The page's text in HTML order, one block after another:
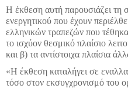
Η έκθεση αυτή παρουσιάζει τη
ενεργητικού που έχουν
ελληνικών τραπεζών που
το ισχύον θεσμικό πλαίσιο
και β) τα αντίστοιχα πλαίσια
«Η έκθεση καταλήγει σε
τόσο στον εκσυγχρονισμό του